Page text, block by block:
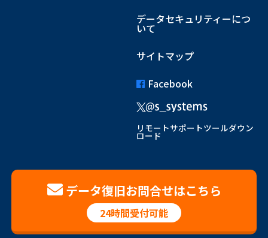
データセキュリティーにつ
いて
サイトマップ
Facebook
リモートサポートツールダウン
ロード
データ復旧お問合せはこちら
24時間受付可能